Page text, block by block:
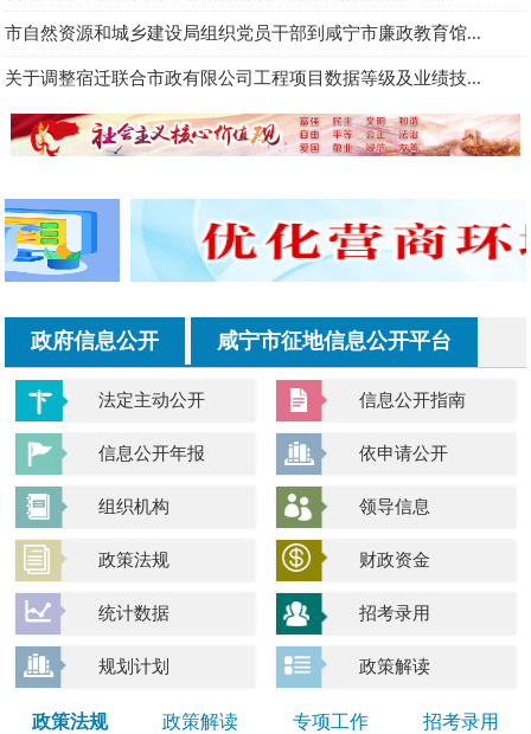
市自然资源和城乡建设局组织党员干部到咸宁市廉政教育馆...
关于调整宿迁联合市政有限公司工程项目数据等级及业绩技...
珍惜每一寸土地 促进高质量发展 ——我市开展第36个全国...
政府信息公开 咸宁市征地信息公开平台
法定主动公开 信息公开指南
信息公开年报 依申请公开
组织机构 领导信息
政策法规 财政资金
统计数据 招考录用
规划计划 政策解读
政策法规 政策解读 专项工作 招考录用